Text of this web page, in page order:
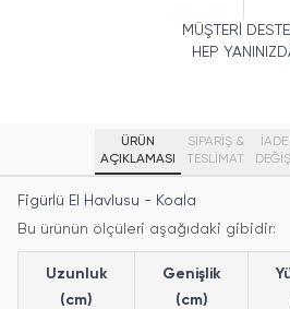
MÜŞTERİ
HEP
ÜRÜN
AÇIKLAMASI
SİPARİŞ &
TESLİMAT
Figürlü El Havlusu - Koala
Bu ürünün ölçüleri aşağıdaki gibidir:
Uzunluk
(cm)
Genişlik
(cm)